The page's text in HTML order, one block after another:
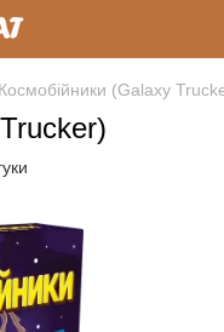
Космобійники (Galaxy